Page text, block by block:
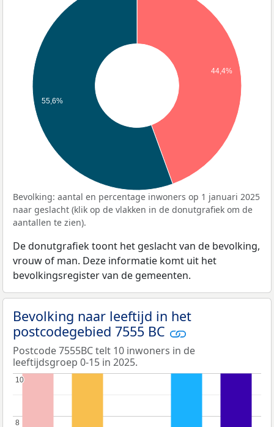
44,4%
55,6%
Bevolking: aantal en percentage inwoners op 1 januari 2025
naar geslacht (klik op de vlakken in de donutgrafiek om de
aantallen te zien).
De donutgrafiek toont het geslacht van de bevolking,
vrouw of man. Deze informatie komt uit het
bevolkingsregister van de gemeenten.
Bevolking naar leeftijd in het
postcodegebied 7555 BC
Postcode 7555BC telt 10 inwoners in de
leeftijdsgroep 0-15 in 2025.
8
8
10
10